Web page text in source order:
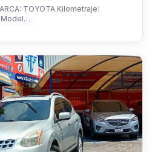
TOYOTA Kilometraje:
Model…